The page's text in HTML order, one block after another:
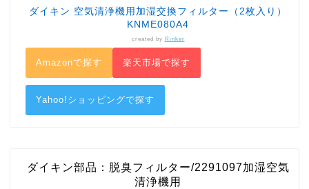
ダイキン 空気清浄機用加湿交換フィルター（2枚入り）
KNME080A4
created by Rinker
Amazonで探す 楽天市場で探す
Yahoo!ショッピングで探す
ダイキン部品：脱臭フィルター/2291097加湿空気
清浄機用